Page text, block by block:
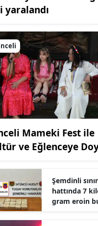
Bingöl
Bitlis
Bolu
Burdur
Bursa
Çanakkale
Çankırı
Denizli
yaralandı
Mameki Fest ile
ve Eğlenceye
Şemdinli sınır
hattında 7
gram eroin